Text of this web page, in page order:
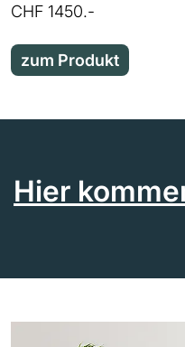
CHF 1450.-
zum Produkt
Hier